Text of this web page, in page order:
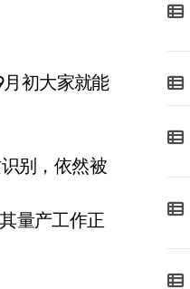
别，依然被
量产工作正